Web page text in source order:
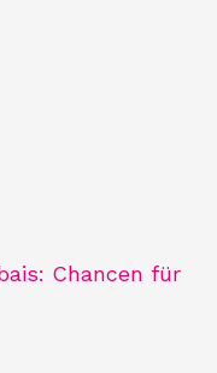
Chancen für